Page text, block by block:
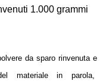
1.000 grammi
da sparo rinvenuta e
materiale in parola,